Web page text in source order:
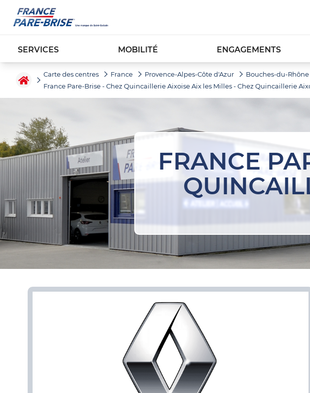
SERVICES MOBILITÉ ENGAGEMENTS
Carte des centres France Provence-Alpes-Côte d'Azur Bouches-du-Rhône
France Pare-Brise - Chez Quincaillerie Aixoise Aix les Milles - Chez Quincaillerie
FRANCE